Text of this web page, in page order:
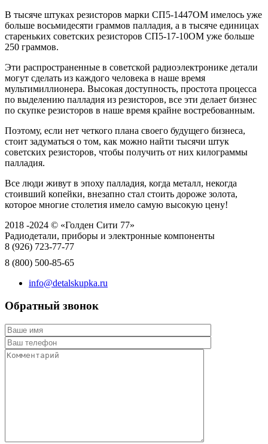
В тысяче штуках резисторов марки СП5-1447ОМ имелось уже
больше восьмидесяти граммов палладия, а в тысяче единицах
стареньких советских резисторов СП5-17-10ОМ уже больше
250 граммов.
Эти распространенные в советской радиоэлектронике детали
могут сделать из каждого человека в наше время
мультимиллионера. Высокая доступность, простота процесса
по выделению палладия из резисторов, все эти делает бизнес
по скупке резисторов в наше время крайне востребованным.
Поэтому, если нет четкого плана своего будущего бизнеса,
стоит задуматься о том, как можно найти тысячи штук
советских резисторов, чтобы получить от них килограммы
палладия.
Все люди живут в эпоху палладия, когда металл, некогда
стоивший копейки, внезапно стал стоить дороже золота,
которое многие столетия имело самую высокую цену!
2018 -2024 © «Голден Сити 77»
Радиодетали, приборы и электронные компоненты
8 (926) 723-77-77
8 (800) 500-85-65
info@detalskupka.ru
Обратный звонок